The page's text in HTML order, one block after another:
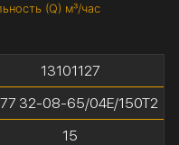
(Q) м³/час
13101127
32-08-65/04Е/150Т2
15